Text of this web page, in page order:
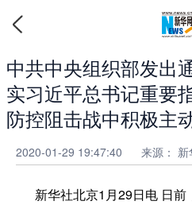
中共中央组织部发出
实习近平总书记重要
防控阻击战中积极主
2020-01-29 19:47:40 来源： 新
新华社北京1月29日电 日前